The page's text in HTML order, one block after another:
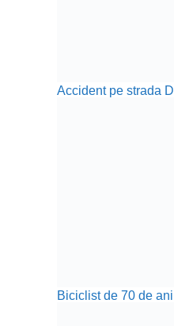
Accident pe strada
Biciclist de 70 de